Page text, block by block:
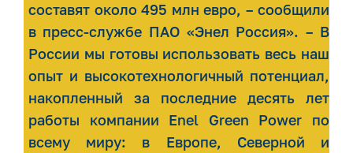
составят около 495 млн евро, – сообщили
в пресс-службе ПАО «Энел Россия». – В
России мы готовы использовать весь наш
опыт и высокотехнологичный потенциал,
накопленный за последние десять лет
работы компании Enel Green Power по
всему миру: в Европе, Северной и